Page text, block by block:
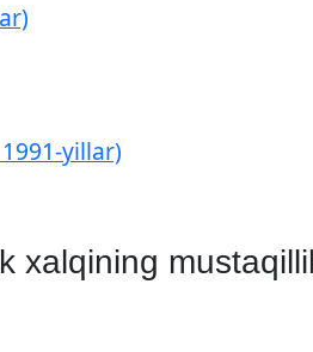
yillar)
xalqining